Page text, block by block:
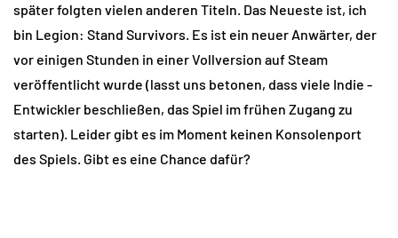
später folgten vielen anderen Titeln. Das Neueste ist, ich
bin Legion: Stand Survivors. Es ist ein neuer Anwärter, der
vor einigen Stunden in einer Vollversion auf Steam
veröffentlicht wurde (lasst uns betonen, dass viele Indie -
Entwickler beschließen, das Spiel im frühen Zugang zu
starten). Leider gibt es im Moment keinen Konsolenport
des Spiels. Gibt es eine Chance dafür?